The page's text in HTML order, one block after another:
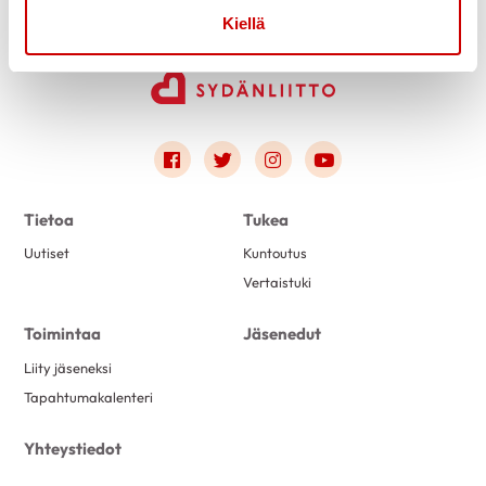
Kiellä
Link to facebook
Link to twitter
Link to instagram
Link to youtube
Tietoa
Uutiset
Tukea
Kuntoutus
Vertaistuki
Toimintaa
Liity jäseneksi
Tapahtumakalenteri
Jäsenedut
Yhteystiedot